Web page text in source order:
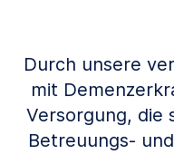
Durch unsere
mit
Versorgung, die
Betreuungs-